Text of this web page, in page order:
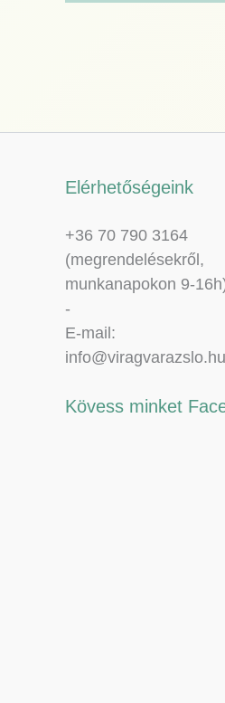
Elérhetőségeink
+36 70 790 3164
(megrendelésekről,
munkanapokon 9-
-
E-mail:
info@viragvarazslo.hu
Kövess minket